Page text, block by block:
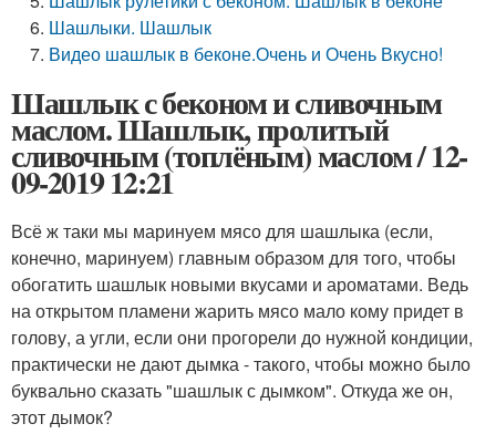
Шашлыки. Шашлык
Видео шашлык в беконе.Очень и Очень Вкусно!
Шашлык с беконом и сливочным
маслом. Шашлык, пролитый
сливочным (топлёным) маслом / 12-
09-2019 12:21
Всё ж таки мы маринуем мясо для шашлыка (если,
конечно, маринуем) главным образом для того, чтобы
обогатить шашлык новыми вкусами и ароматами. Ведь
на открытом пламени жарить мясо мало кому придет в
голову, а угли, если они прогорели до нужной кондиции,
практически не дают дымка - такого, чтобы можно было
буквально сказать "шашлык с дымком". Откуда же он,
этот дымок?